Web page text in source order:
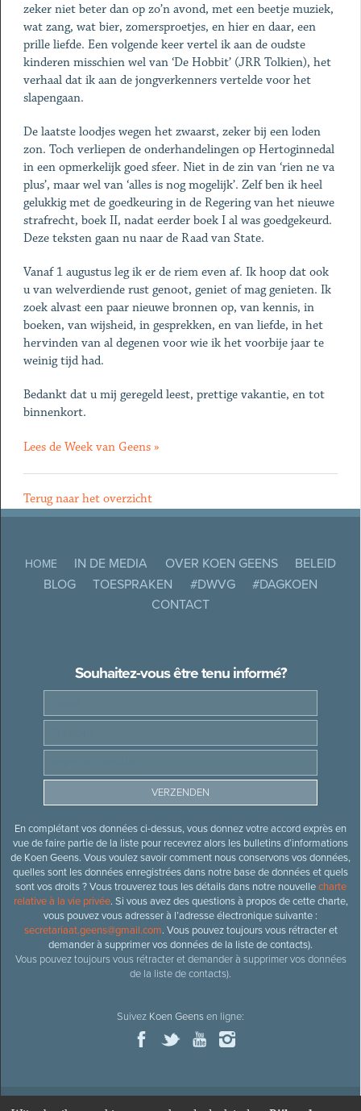
zeker niet beter dan op zo’n avond, met een beetje muziek,
wat zang, wat bier, zomersproetjes, en hier en daar, een
prille liefde. Een volgende keer vertel ik aan de oudste
kinderen misschien wel van ‘De Hobbit’ (JRR Tolkien), het
verhaal dat ik aan de jongverkenners vertelde voor het
slapengaan.
De laatste loodjes wegen het zwaarst, zeker bij een loden
zon. Toch verliepen de onderhandelingen op Hertoginnedal
in een opmerkelijk goed sfeer. Niet in de zin van ‘rien ne va
plus’, maar wel van ‘alles is nog mogelijk’. Zelf ben ik heel
gelukkig met de goedkeuring in de Regering van het nieuwe
strafrecht, boek II, nadat eerder boek I al was goedgekeurd.
Deze teksten gaan nu naar de Raad van State.
Vanaf 1 augustus leg ik er de riem even af. Ik hoop dat ook
u van welverdiende rust genoot, geniet of mag genieten. Ik
zoek alvast een paar nieuwe bronnen op, van kennis, in
boeken, van wijsheid, in gesprekken, en van liefde, in het
hervinden van al degenen voor wie ik het voorbije jaar te
weinig tijd had.
Bedankt dat u mij geregeld leest, prettige vakantie, en tot
binnenkort.
Lees de Week van Geens »
Terug naar het overzicht
HOME IN DE MEDIA OVER KOEN GEENS
BELEID
BLOG
TOESPRAKEN #DWVG
#DAGKOEN
CONTACT
Souhaitez-vous être tenu informé?
En complétant vos données ci-dessus, vous donnez votre accord exprès en
vue de faire partie de la liste pour recevrez alors les bulletins d’informations
de Koen Geens. Vous voulez savoir comment nous conservons vos données,
quelles sont les données enregistrées dans notre base de données et quels
sont vos droits ? Vous trouverez tous les détails dans notre nouvellecharte
relative à la vie privée. Si vous avez des questions à propos de cette charte,
vous pouvez vous adresser à l’adresse électronique suivante :
secretariaat.geens@gmail.com. Vous pouvez toujours vous rétracter et
demander à supprimer vos données de la liste de contacts).
Vous pouvez toujours vous rétracter et demander à supprimer vos données
de la liste de contacts).
Suivez Koen Geensen ligne: